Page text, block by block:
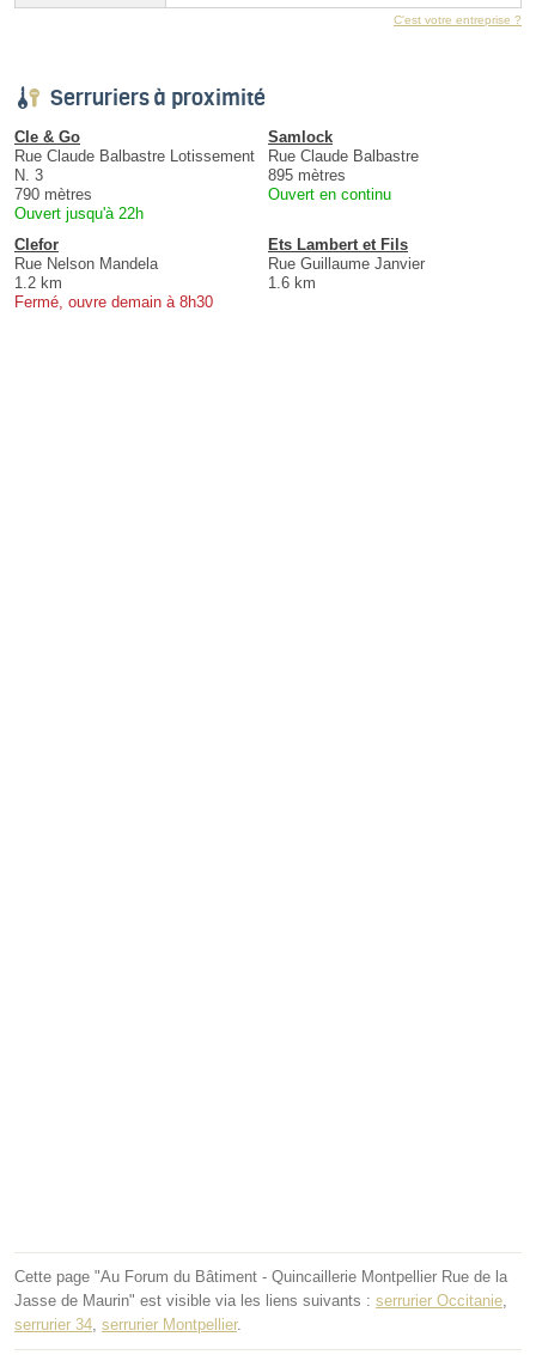
C'est votre entreprise ?
Serruriers à proximité
Cle & Go
Rue Claude Balbastre Lotissement
N. 3
790 mètres
Ouvert jusqu'à 22h
Samlock
Rue Claude Balbastre
895 mètres
Ouvert en continu
Clefor
Rue Nelson Mandela
1.2 km
Fermé, ouvre demain à 8h30
Ets Lambert et Fils
Rue Guillaume Janvier
1.6 km
Cette page "Au Forum du Bâtiment - Quincaillerie Montpellier Rue de la
Jasse de Maurin" est visible via les liens suivants : serrurier Occitanie,
serrurier 34, serrurier Montpellier.